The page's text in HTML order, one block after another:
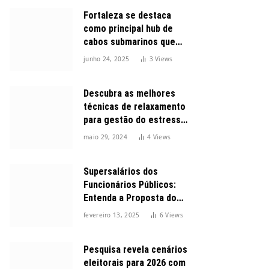
Fortaleza se destaca
como principal hub de
cabos submarinos que
conectam o Brasil ao
junho 24, 2025 3Views
Descubra as melhores
técnicas de relaxamento
para gestão do estresse
durante o dia
maio 29, 2024 4 Views
Supersalários dos
Funcionários Públicos:
Entenda a Proposta do
Governo para Limitar
fevereiro 13, 2025 6Views
Pesquisa revela cenários
eleitorais para 2026 com